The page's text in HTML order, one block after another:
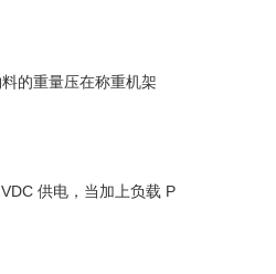
的重量压在称重机架
供电，当加上负载 P